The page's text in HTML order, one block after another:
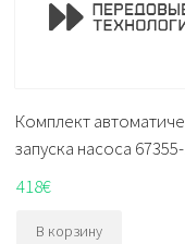
Комплект
запуска насоса
418€
В корзину